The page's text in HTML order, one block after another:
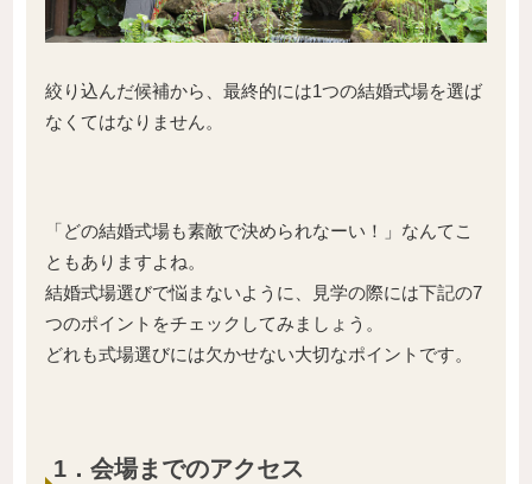
絞り込んだ候補から、最終的には1つの結婚式場を選ば
なくてはなりません。
「どの結婚式場も素敵で決められなーい！」なんてこ
ともありますよね。
結婚式場選びで悩まないように、見学の際には下記の7
つのポイントをチェックしてみましょう。
どれも式場選びには欠かせない大切なポイントです。
1．会場までのアクセス